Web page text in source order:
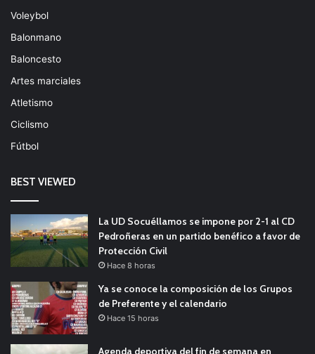
Voleybol
Balonmano
Baloncesto
Artes marciales
Atletismo
Ciclismo
Fútbol
BEST VIEWED
La UD Socuéllamos se impone por 2-1 al CD
Pedroñeras en un partido benéfico a favor de
Protección Civil
Hace 8 horas
Ya se conoce la composición de los Grupos
de Preferente y el calendario
Hace 15 horas
Agenda deportiva del fin de semana en